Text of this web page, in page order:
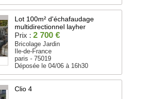
Lot 100m² d'échafaudage
multidirectionnel layher
Prix : 2 700 €
Bricolage Jardin
Ile-de-France
paris - 75019
Déposée le 04/06 à 16h30
Clio 4